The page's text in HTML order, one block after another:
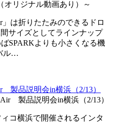
は折りたたみのできるドロ
サイズとしてラインナップ
SPARKよりも小さくなる機
ル…
品説明会in横浜（2/13）
コ横浜で開催されるインタ